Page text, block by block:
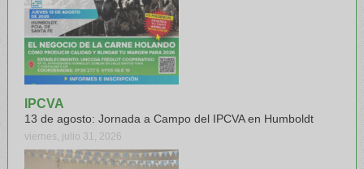
IPCVA
13 de agosto: Jornada a Campo del IPCVA en Humboldt
viernes, julio 31, 2026